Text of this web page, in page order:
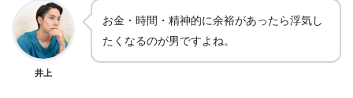
井上
お金・時間・精神的に余裕があったら浮気し
たくなるのが男ですよね。